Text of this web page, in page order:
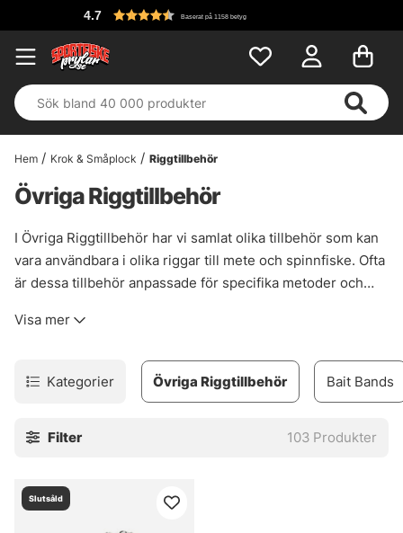
4.7 Baserat på 1158 betyg
Hem Krok & Småplock Riggtillbehör
Övriga Riggtillbehör
I Övriga Riggtillbehör har vi samlat olika tillbehör som kan
vara användbara i olika riggar till mete och spinnfiske. Ofta
är dessa tillbehör anpassade för specifika metoder och
kategorier hos oss. Här har vi samlat de små detaljerna
det som gör att fisken väljer just ditt bete.
Visa mer
Kategorier Bait Bands
Övriga Riggtillbehör
Filter 103 Produkter
Slutsåld